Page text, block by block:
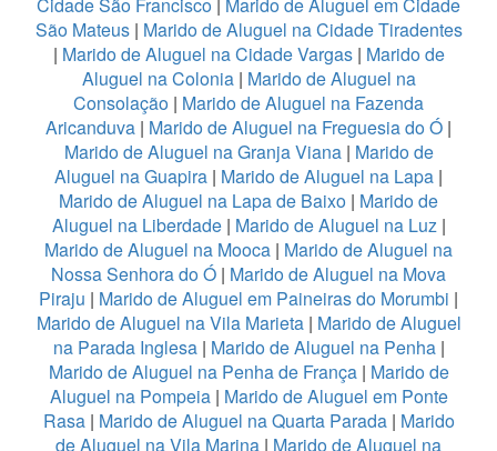
São Mateus| Marido de Aluguel na Cidade Tiradentes
| Marido de Aluguel na Cidade Vargas | Marido de
Aluguel na Colonia| Marido de Aluguel na
Consolação | Marido de Aluguel na Fazenda
Aricanduva | Marido de Aluguel na Freguesia do Ó |
Marido de Aluguel na Granja Viana| Marido de
Aluguel na Guapira | Marido de Aluguel na Lapa |
Marido de Aluguel na Lapa de Baixo | Marido de
Aluguel na Liberdade | Marido de Aluguel na Luz|
Marido de Aluguel na Mooca | Marido de Aluguel na
Nossa Senhora do Ó | Marido de Aluguel na Mova
Piraju | Marido de Aluguel em Paineiras do Morumbi |
Marido de Aluguel na Vila Marieta| Marido de Aluguel
na Parada Inglesa | Marido de Aluguel na Penha|
Marido de Aluguel na Penha de França | Marido de
Aluguel na Pompeia| Marido de Aluguel em Ponte
Rasa| Marido de Aluguel na Quarta Parada| Marido
de Aluguel na Vila Marina | Marido de Aluguel na